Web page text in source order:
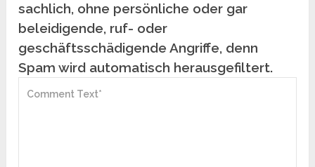
sachlich, ohne persönliche oder gar
beleidigende, ruf- oder
geschäftsschädigende Angriffe, denn
Spam wird automatisch herausgefiltert.